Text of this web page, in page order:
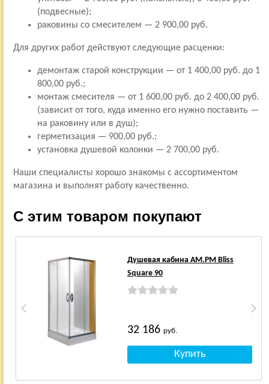
(подвесные);
раковины со смесителем — 2 900,00 руб.
Для других работ действуют следующие расценки:
демонтаж старой конструкции — от 1 400,00 руб. до 1
800,00 руб.;
монтаж смесителя — от 1 600,00 руб. до 2 400,00 руб.
(зависит от того, куда именно его нужно поставить —
на раковину или в душ);
герметизация — 900,00 руб.;
установка душевой колонки — 2 700,00 руб.
Наши специалисты хорошо знакомы с ассортиментом
магазина и выполнят работу качественно.
С этим товаром покупают
Душевая кабина AM.PM Bliss
Square 90
32 186 руб.